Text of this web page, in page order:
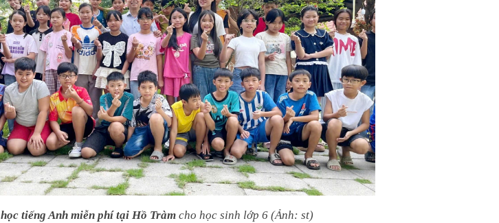
học tiếng Anh miễn phí tại Hồ Tràm cho học sinh lớp 6 (Ảnh: st)